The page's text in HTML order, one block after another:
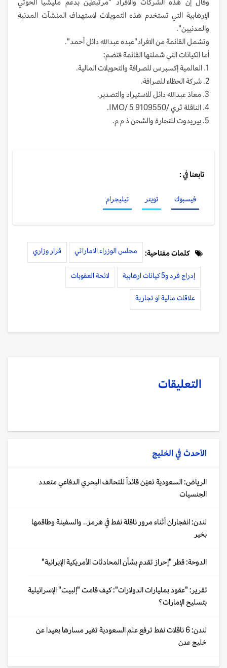
الإرهابية التي تستخدم هذه التمويلات لاستهداف المنشآت المدنية
والمدنيين".
وتشمل القائمة من الافراد"عبده عبدالله دائل أحمد".
أما الكيانات التي شملتها القائمة فتضم:
1. العالمية إكسبرس للصرافة والتحويلات المالية.
2. شركة الحظاء للصرافة.
3. معاذ عبدالله دائل للاستيراد والتصدير.
4. الناقلة ثري /9109550 IMO/ 5.
5. بيريدوت للتجارة والشحن ذ م م.
تابعنا في :
فيسبوك تويتر تيليجرام
كلمات مفتاحية: مجلس الوزراء الاماراتي قرار وزاري
إدراج فرد و5 كيانات ارهابية لائحة العقوبات
علاقات مالية او تجارية
التعليقات
الأحدث في الخليج
الرياض: السعودية تعيّن قائداً للتحالف البحري الدفاعي متعدد
الجنسيات
لندن: انفجاران أثناء مرور ناقلة نفط في هرمز.. والسفينة وطاقمها
بخير
الدوحة: قطر "إحراز تقدم بشأن المحادثات الأمريكية الإيرانية"
تقرير: "عقود بمليارات الدولارات": كيف قامت "إلبيت" الإسرائيلية
بتسليح الإمارات؟
لندن: 6 ناقلات نفط ترفع علم السعودية تغير مسارها بعيدا عن
خليج عدن